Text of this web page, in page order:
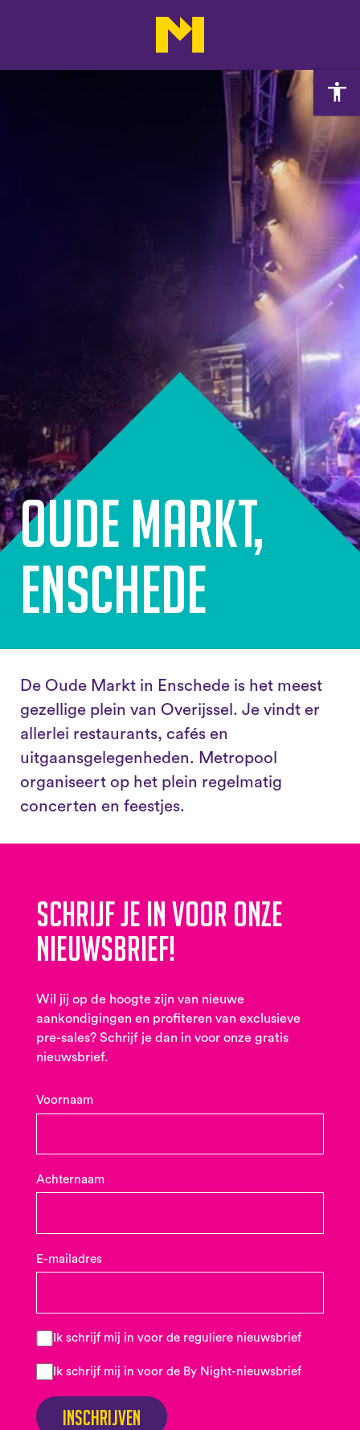
Oude Markt,
Enschede
De Oude Markt in Enschede is het meest
gezellige plein van Overijssel. Je vindt er
allerlei restaurants, cafés en
uitgaansgelegenheden. Metropool
organiseert op het plein regelmatig
concerten en feestjes.
Schrijf je in voor onze
nieuwsbrief!
Wil jij op de hoogte zijn van nieuwe
aankondigingen en profiteren van exclusieve
pre-sales? Schrijf je dan in voor onze gratis
nieuwsbrief.
Voornaam
Achternaam
E-mailadres
Ik schrijf mij in voor de reguliere nieuwsbrief
Ik schrijf mij in voor de By Night-nieuwsbrief
Inschrijven